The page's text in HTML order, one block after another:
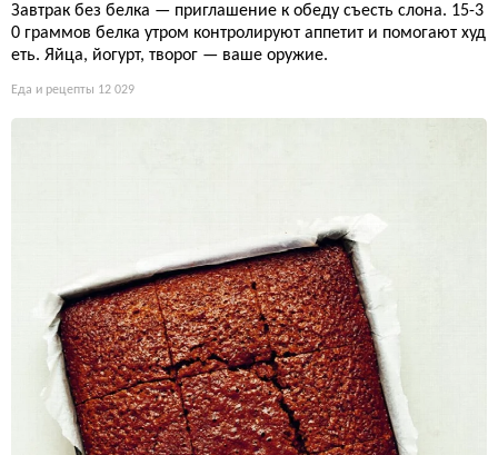
Завтрак без белка — приглашение к обеду съесть слона. 15-3
0 граммов белка утром контролируют аппетит и помогают худ
еть. Яйца, йогурт, творог — ваше оружие.
Еда и рецепты 12 029